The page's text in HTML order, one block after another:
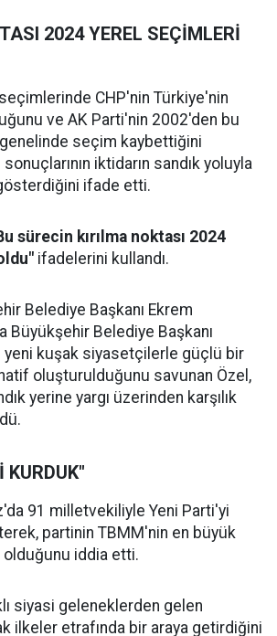
2024 YEREL SEÇİMLERİ
CHP'nin Türkiye'nin
ve AK Parti'nin 2002'den bu
seçim kaybettiğini
iktidarın sandık yoluyla
ifade etti.
sürecin kırılma noktası 2024
ifadelerini kullandı.
Belediye Başkanı Ekrem
Büyükşehir Belediye Başkanı
yeni kuşak siyasetçilerle güçlü bir
oluşturulduğunu savunan Özel,
yerine yargı üzerinden karşılık
KURDUK"
91 milletvekiliyle Yeni Parti'yi
partinin TBMM'nin en büyük
iddia etti.
siyasi geleneklerden gelen
ilkeler etrafında bir araya getirdiğini